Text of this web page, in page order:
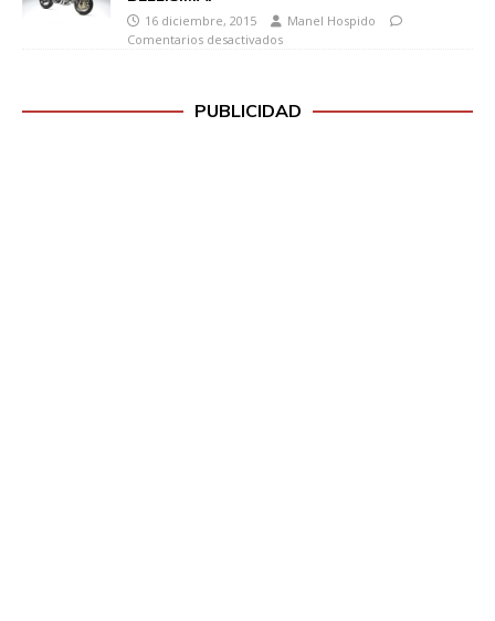
16 diciembre, 2015
Manel Hospido
Comentarios desactivados
PUBLICIDAD